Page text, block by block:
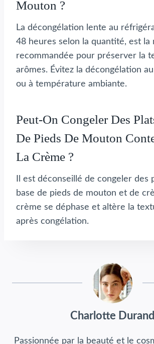
Mouton ?
La décongélation lente au
48 heures selon la quantité, est la
recommandée pour préserver la
arômes. Évitez la décongélation
ou à température ambiante.
Peut-On Congeler Des
De Pieds De Mouton
La Crème ?
Il est déconseillé de congeler des
base de pieds de mouton et de
crème se déphase et altère la
après congélation.
Charlotte Durand
Passionnée par la beauté et le